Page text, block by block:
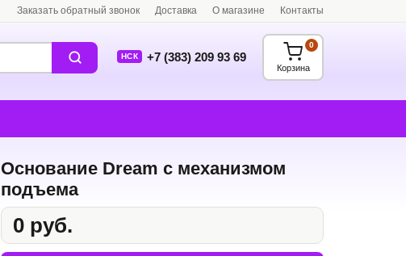
Заказать обратный звонок Доставка О магазине Контакты
НСК +7 (383) 209 93 69
Корзина
0
Основание Dream c механизмом
подъема
0 руб.